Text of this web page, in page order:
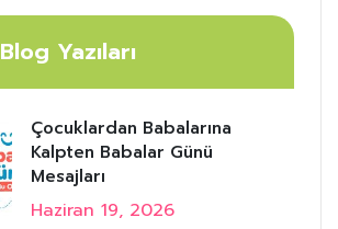
Yazıları
Çocuklardan Babalarına
Kalpten Babalar Günü
Mesajları
Haziran 19, 2026